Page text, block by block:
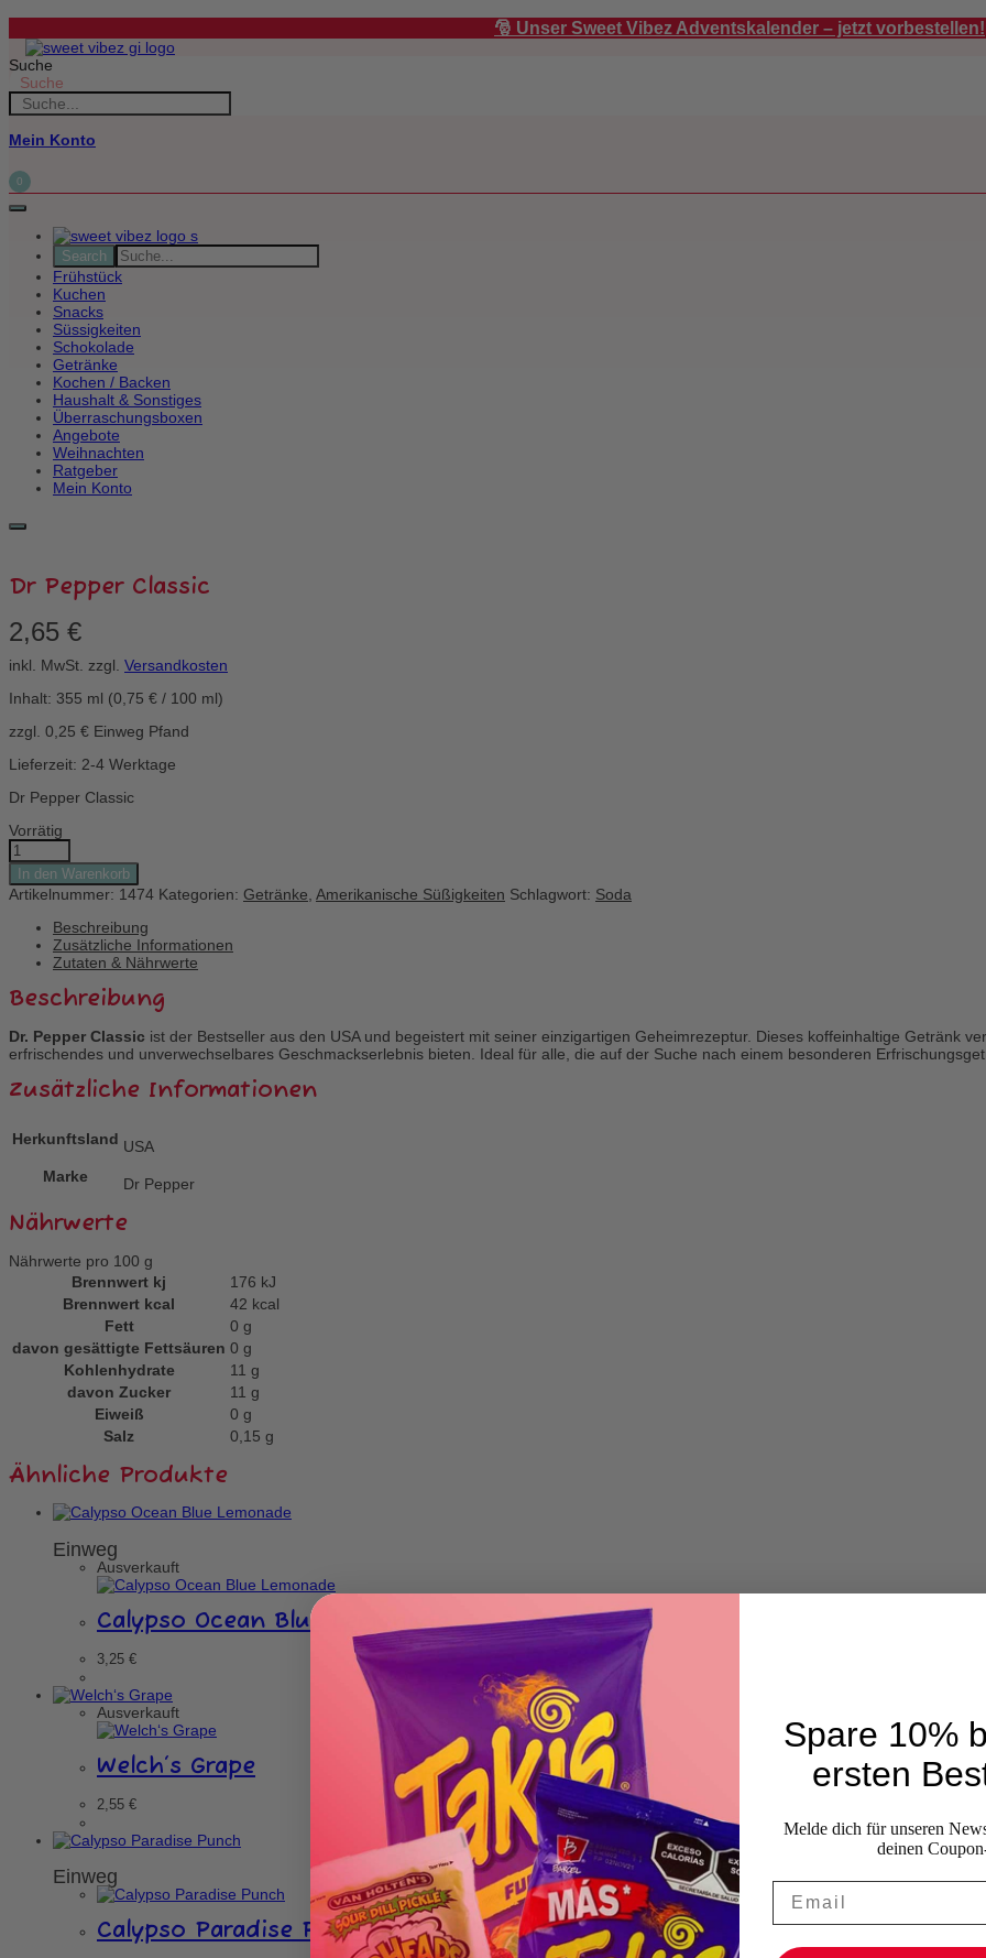
Inhalt
springen
🎅 Unser Sweet Vibez Adventskalender – jetzt vorbestellen!
Suche
Suche
Mein Konto
0
Frühstück
Kuchen
Snacks
Süssigkeiten
Schokolade
Getränke
Kochen / Backen
Haushalt & Sonstiges
Überraschungsboxen
Angebote
Weihnachten
Ratgeber
Mein Konto
Dr Pepper Classic
2,65 €
inkl. MwSt. zzgl. Versandkosten
Inhalt: 355 ml (0,75 € / 100 ml)
zzgl. 0,25 € Einweg Pfand
Lieferzeit: 2-4 Werktage
Dr Pepper Classic
Vorrätig
Dr
Pepper
Classic
Menge
In den Warenkorb
Artikelnummer: 1474 Kategorien: Getränke Amerikanische Süßigkeiten Schlagwort: Soda
Beschreibung
Zusätzliche Informationen
Zutaten & Nährwerte
Beschreibung
Dr. Pepper Classic ist der Bestseller aus den USA und begeistert mit seiner einzigartigen Geheimrezeptur. Dieses koffeinhaltige Getränk
erfrischendes und unverwechselbares Geschmackserlebnis bieten. Ideal für alle, die auf der Suche nach einem besonderen
Zusätzliche Informationen
Herkunftsland USA
Marke
Dr Pepper
Nährwerte
Nährwerte pro 100 g
Brennwert kj
176 kJ
Brennwert kcal
42 kcal
Fett
0 g
davon gesättigte Fettsäuren 0 g
Kohlenhydrate
11 g
davon Zucker 11 g
Eiweiß
0 g
Salz
0,15 g
Ähnliche Produkte
Einweg
Ausverkauft
Calypso Ocean Blue Lemonade
3,25 €
Ausverkauft
Welch‘s Grape
2,55 €
Einweg
Calypso Paradise Punch
Spare 10%
ersten
Melde dich für unseren
deinen